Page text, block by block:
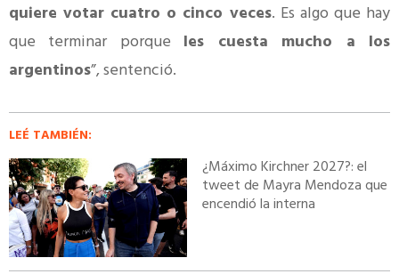
quiere votar cuatro o cinco veces. Es algo que hay
que terminar porque les cuesta mucho a los
argentinos”, sentenció.
LEÉ TAMBIÉN:
¿Máximo Kirchner 2027?: el
tweet de Mayra Mendoza que
encendió la interna